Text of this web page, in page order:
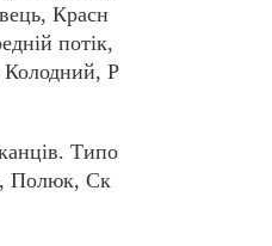
Красн
потік,
Колодний, Р
Типо
Полюк, Ск